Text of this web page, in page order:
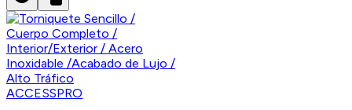
ACCESSPRO